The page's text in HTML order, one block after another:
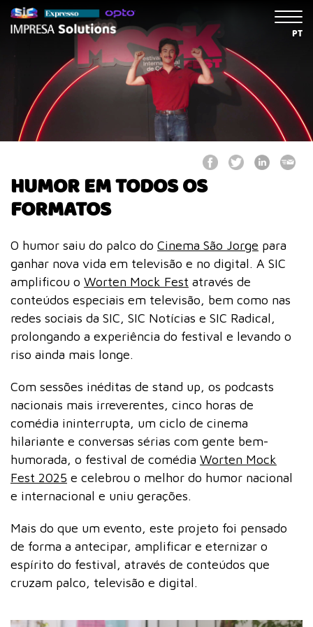
PT
HUMOR EM TODOS OS
FORMATOS
O humor saiu do palco do Cinema São Jorge para
ganhar nova vida em televisão e no digital. A SIC
amplificou o Worten Mock Fest através de
conteúdos especiais em televisão, bem como nas
redes sociais da SIC, SIC Notícias e SIC Radical,
prolongando a experiência do festival e levando o
riso ainda mais longe.
Com sessões inéditas de stand up, os podcasts
nacionais mais irreverentes, cinco horas de
comédia ininterrupta, um ciclo de cinema
hilariante e conversas sérias com gente bem-
humorada, o festival de comédia Worten Mock
Fest 2025 e celebrou o melhor do humor nacional
e internacional e uniu gerações.
Mais do que um evento, este projeto foi pensado
de forma a antecipar, amplificar e eternizar o
espírito do festival, através de conteúdos que
cruzam palco, televisão e digital.